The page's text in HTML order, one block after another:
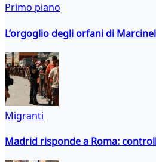
Primo piano
L’orgoglio degli orfani di
Migranti
Madrid risponde a Roma: